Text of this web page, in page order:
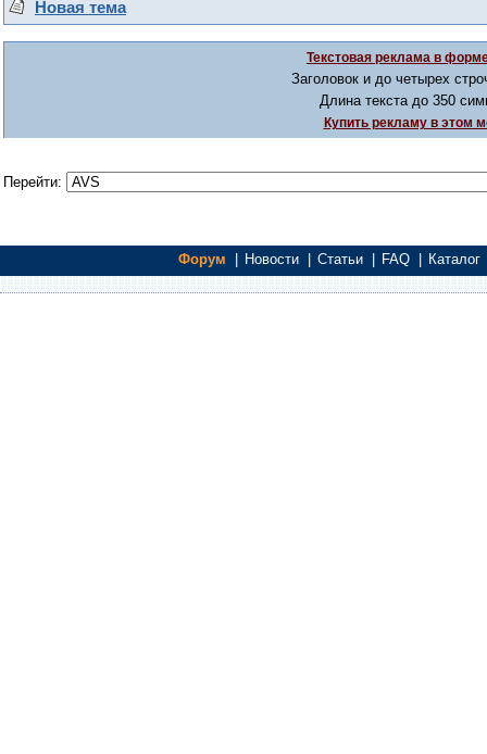
Новая тема
Текстовая реклама в
Заголовок и до четырех
Длина текста до 350
Купить рекламу в этом
Перейти:
Форум Новости Статьи FAQ Каталог